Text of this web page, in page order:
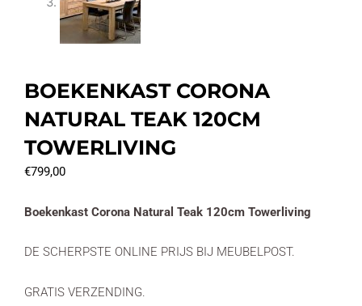
BOEKENKAST CORONA
NATURAL TEAK 120CM
TOWERLIVING
€799,00
Boekenkast Corona Natural Teak 120cm Towerliving
DE SCHERPSTE ONLINE PRIJS BIJ MEUBELPOST.
GRATIS VERZENDING.